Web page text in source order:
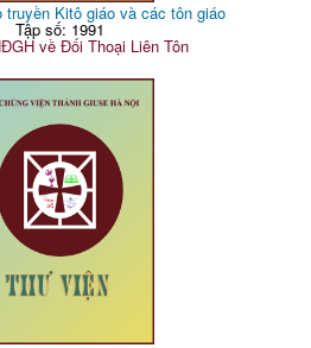
Kitô giáo và các tôn giáo
Tập số: 1991
về Đối Thoại Liên Tôn